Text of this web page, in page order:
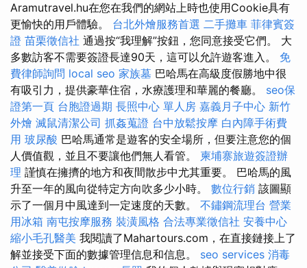
Aramutravel.hu在您在我們的網站上時也使用Cookie具有
更愉快的用戶體驗。 台北外燴服務首選 二手攤車 菲律賓簽
證 苗栗徵信社 通過按“我理解”按鈕，您同意接受它們。 大
多數訪客不需要簽證長達90天，這可以允許遊客進入。 免
費律師詢問 local seo 家族墓 巴哈馬在高級度假勝地中很
有吸引力，提供豪華住宿，水療護理和華麗的餐廳。 seo保
證第一頁 台胞證過期 長照中心 單人房 嘉義月子中心 新竹
外燴 滅鼠清潔公司 抓姦蒐證 台中放鬆按摩 白內障手術費
用 玻尿酸 巴哈馬通常是遊客的安全場所，但要注意您的個
人價值觀，並且不要讓他們無人看管。 柬埔寨旅遊簽證辦
理 謹慎在擁擠的地方和夜間散步中尤其重要。 巴哈馬的風
升至一年的風向從特定方向吹多少小時。 數位行銷 該圖顯
示了一個月中風達到一定速度的天數。 不鏽鋼流理台 營業
用冰箱 南屯按摩服務 裝潢風格 合法專業徵信社 安養中心
縮小毛孔醫美 我閱讀了Mahartours.com，在直接鏈接上了
解並接受下面的數據管理信息和信息。 seo services 消毒